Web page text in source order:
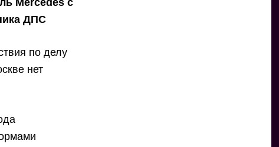
Mercedes с
ДПС
по делу
нет